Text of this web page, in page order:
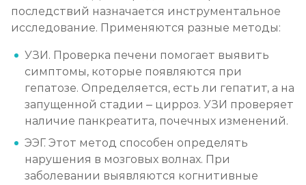
Химический блок от алкоголизма
от 4 000 ₽ Записаться
Вшивание Торпедо
от 5 000 ₽ Записаться
Раскодирование от алкоголизма
Записаться
последствий назначается инструментальное
исследование. Применяются разные методы:
УЗИ. Проверка печени помогает выявить
симптомы, которые появляются при
гепатозе. Определяется, есть ли гепатит, а на
запущенной стадии – цирроз. УЗИ проверяет
наличие панкреатита, почечных изменений.
ЭЭГ. Этот метод способен определять
нарушения в мозговых волнах. При
заболевании выявляются когнитивные